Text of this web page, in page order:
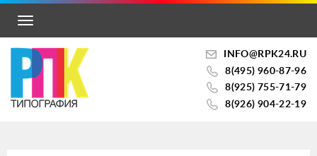
Toggle
navigation
INFO@RPK24.RU
8(495) 960-87-96
8(925) 755-71-79
8(926) 904-22-19